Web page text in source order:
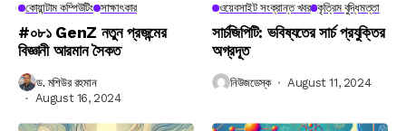
কোয়ান্টাম কম্পিউটিং সাক্ষাৎকার
#০৮১ GenZ নতুন প্রজন্মের
বিজ্ঞানী আরমান সৈকত
ড. মশিউর রহমান
August 16, 2024
ওয়েবসাইট সংক্রান্ত খবর কৃত্রিম বুদ্ধিমত্তা
সার্চজিপিটি: ভবিষ্যতের সার্চ প্রযুক্তির
অগ্রদূত
নিউজডেস্ক August 11, 2024